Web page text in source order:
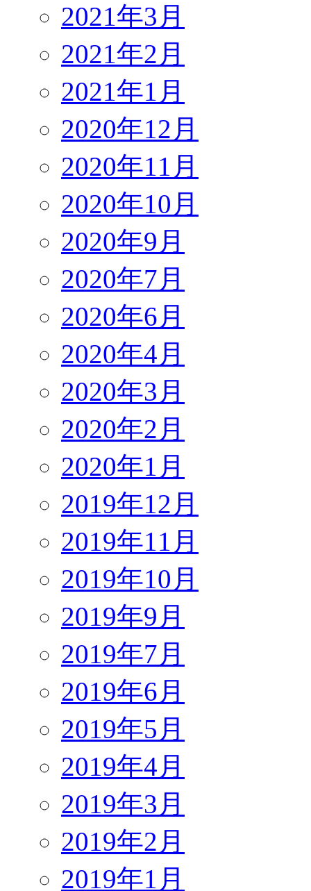
2021年3月
2021年2月
2021年1月
2020年12月
2020年11月
2020年10月
2020年9月
2020年7月
2020年6月
2020年4月
2020年3月
2020年2月
2020年1月
2019年12月
2019年11月
2019年10月
2019年9月
2019年7月
2019年6月
2019年5月
2019年4月
2019年3月
2019年2月
2019年1月